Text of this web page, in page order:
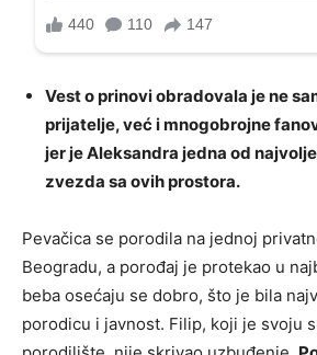
Vest o prinovi obradovala je ne
prijatelje, već i mnogobrojne
jer je Aleksandra jedna od
zvezda sa ovih prostora.
Pevačica se porodila na jednoj
Beogradu, a porođaj je protekao u
beba osećaju se dobro, što je bila
porodicu i javnost. Filip, koji je svoju